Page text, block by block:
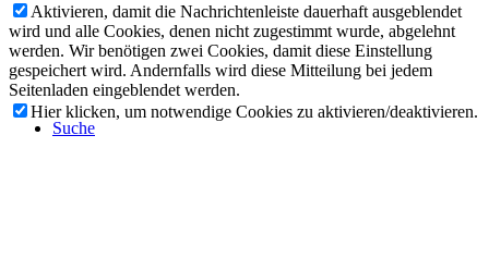
Suche
Aktivieren, damit die Nachrichtenleiste dauerhaft ausgeblendet
wird und alle Cookies, denen nicht zugestimmt wurde, abgelehnt
werden. Wir benötigen zwei Cookies, damit diese Einstellung
gespeichert wird. Andernfalls wird diese Mitteilung bei jedem
Seitenladen eingeblendet werden.
Hier klicken, um notwendige Cookies zu aktivieren/deaktivieren.